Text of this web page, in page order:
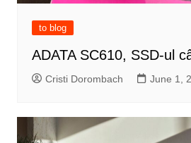
to blog
ADATA SC610, SSD-ul
Cristi Dorombach June 1,